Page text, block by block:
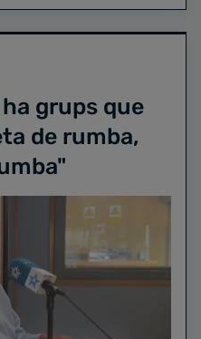
grups que
de rumba,